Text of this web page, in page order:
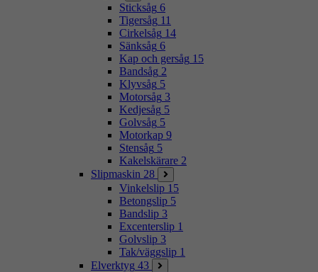
Sticksåg 6
Tigersåg 11
Cirkelsåg 14
Sänksåg 6
Kap och gersåg 15
Bandsåg 2
Klyvsåg 5
Motorsåg 3
Kedjesåg 5
Golvsåg 5
Motorkap 9
Stensåg 5
Kakelskärare 2
Slipmaskin 28
Vinkelslip 15
Betongslip 5
Bandslip 3
Excenterslip 1
Golvslip 3
Tak/väggslip 1
Elverktyg 43